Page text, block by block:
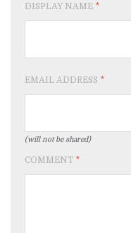
DISPLAY NAME *
EMAIL ADDRESS *
(will not be shared)
COMMENT *